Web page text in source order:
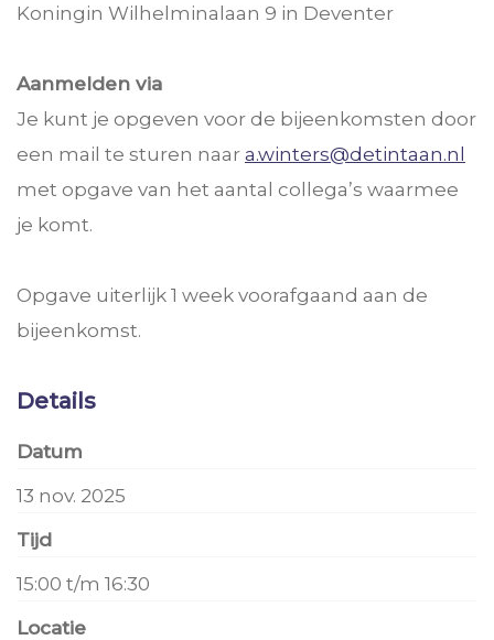
Koningin Wilhelminalaan 9 in Deventer
Aanmelden via
Je kunt je opgeven voor de bijeenkomsten door
een mail te sturen naar a.winters@detintaan.nl
met opgave van het aantal collega’s waarmee
je komt.
Opgave uiterlijk 1 week voorafgaand aan de
bijeenkomst.
Details
Datum
13 nov. 2025
Tijd
15:00 t/m 16:30
Locatie